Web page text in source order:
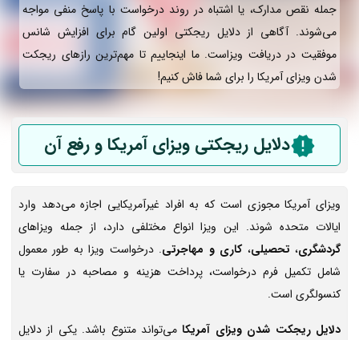
جمله نقص مدارک، یا اشتباه در روند درخواست با پاسخ منفی مواجه
می‌شوند. آگاهی از دلایل ریجکتی اولین گام برای افزایش شانس
موفقیت در دریافت ویزاست. ما اینجاییم تا مهم‌ترین رازهای ریجکت
شدن ویزای آمریکا را برای شما فاش کنیم!
دلایل ریجکتی ویزای آمریکا و رفع آن
ویزای آمریکا مجوزی است که به افراد غیرآمریکایی اجازه می‌دهد وارد
ایالات متحده شوند. این ویزا انواع مختلفی دارد، از جمله ویزاهای
گردشگری، تحصیلی، کاری و مهاجرتی. درخواست ویزا به طور معمول
شامل تکمیل فرم درخواست، پرداخت هزینه و مصاحبه در سفارت یا
کنسولگری است.
دلایل ریجکت شدن ویزای آمریکا می‌تواند متنوع باشد. یکی از دلایل